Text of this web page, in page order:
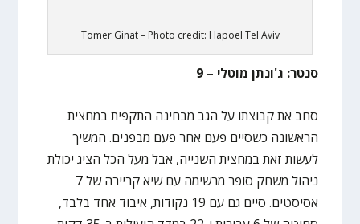
Tomer Ginat – Photo credit: Hapoel Tel Aviv
סנטר: ג'ונתן מוטלי – 9
סחב את קבוצתו על הגב מבחינה התקפית במחצית
הראשונה כשסיים פעם אחר פעם מבפנים. המשיך
לעשות זאת במחצית השנייה, אבל מעל הכל הציג יכולת
ניהול משחק סופר מרשימה עם שיא קריירה של 7
אסיסטים. סיים גם עם 19 נקודות, איבוד אחד בלבד,